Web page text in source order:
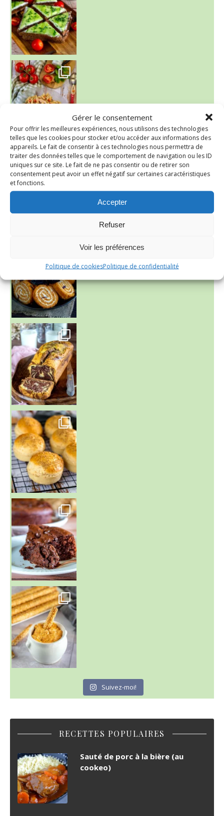
Gérer le consentement
Pour offrir les meilleures expériences, nous utilisons des technologies
telles que les cookies pour stocker et/ou accéder aux informations des
appareils. Le fait de consentir à ces technologies nous permettra de
traiter des données telles que le comportement de navigation ou les ID
uniques sur ce site. Le fait de ne pas consentir ou de retirer son
consentement peut avoir un effet négatif sur certaines caractéristiques
et fonctions.
Accepter
Refuser
Voir les préférences
Politique de cookiesPolitique de confidentialité
~ SALADE DE PÂTES AUX DEUX TOMATES THON ET BURRA
~ FINANCIERS MYRTILLES ET CITRON ~
Aujourd'hu
~ BUNS MAISON ~
Un peu de boulange par ici au
~ GÂTEAU FONDANT CHOCO NOISETTE ~
C'est lundi
Suivez-moi!
RECETTES POPULAIRES
Sauté de porc à la bière (au
cookeo)